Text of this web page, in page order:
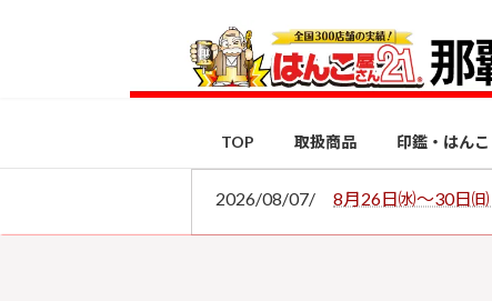
ス
ン
TOP 取扱商品 印鑑・はんこ
2026/08/07/ 8月26日㈬～30日